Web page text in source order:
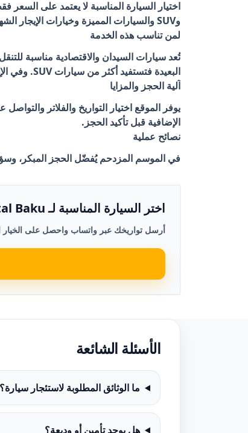
وSUV والسيارات المميزة وخيارات الإيجار الشهري بطريقة واضحة.
لمن تناسب هذه الخدمة
تُعد سيارات السيدان والاقتصادية مناسبة
البعيدة فتستفيد أكثر من سيارات SUV. وفي الإيجار الشهري يجب تقييم الصيانة والتأمين والميزانية الإجمالية.
آلية الحجز والمزايا
يوفر الموقع اختيار التواريخ والفلاتر
الإضافية قبل تأكيد الحجز.
نصائح عملية
في الموسم المزدحم يُفضّل الحجز المبكر،
اختر السيارة المناسبة لـ Kia Rental Baku في باكو
أرسل تواريخك عبر واتساب واحصل على
الأسئلة الشائعة
ما الوثائق المطلوبة لاستئجار سيارة؟
هل يوجد تأمين أو وديعة؟